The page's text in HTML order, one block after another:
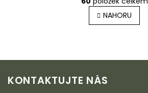
v
l
á
í
NAHORU
KONTAKTUJTE NÁS